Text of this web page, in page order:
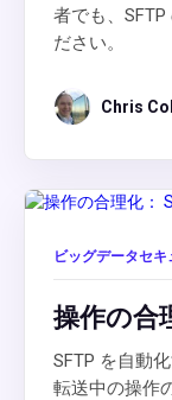
者でも、
ださい。
Chris
ビッグデータセキ
操作の合
SFTP を自動
転送中の操作